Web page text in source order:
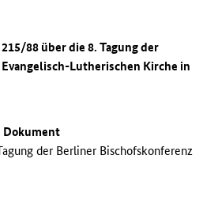
88 über die 8. Tagung der
Lutherischen Kirche in
Dokument
der Berliner Bischofskonferenz